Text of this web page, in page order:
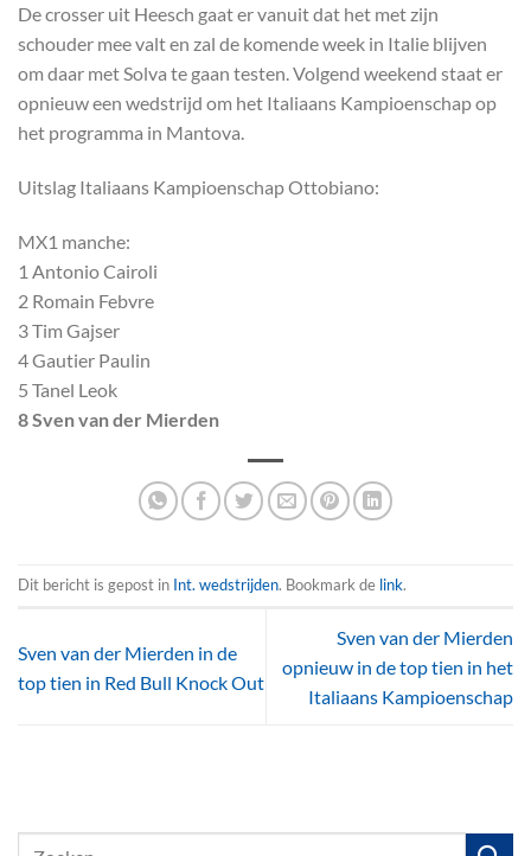
De crosser uit Heesch gaat er vanuit dat het met zijn
schouder mee valt en zal de komende week in Italie blijven
om daar met Solva te gaan testen. Volgend weekend staat er
opnieuw een wedstrijd om het Italiaans Kampioenschap op
het programma in Mantova.
Uitslag Italiaans Kampioenschap Ottobiano:
MX1 manche:
1 Antonio Cairoli
2 Romain Febvre
3 Tim Gajser
4 Gautier Paulin
5 Tanel Leok
8 Sven van der Mierden
Dit bericht is gepost in Int. wedstrijden. Bookmark de link.
Sven van der Mierden in de
top tien in Red Bull Knock Out
Sven van der Mierden
opnieuw in de top tien in het
Italiaans Kampioenschap